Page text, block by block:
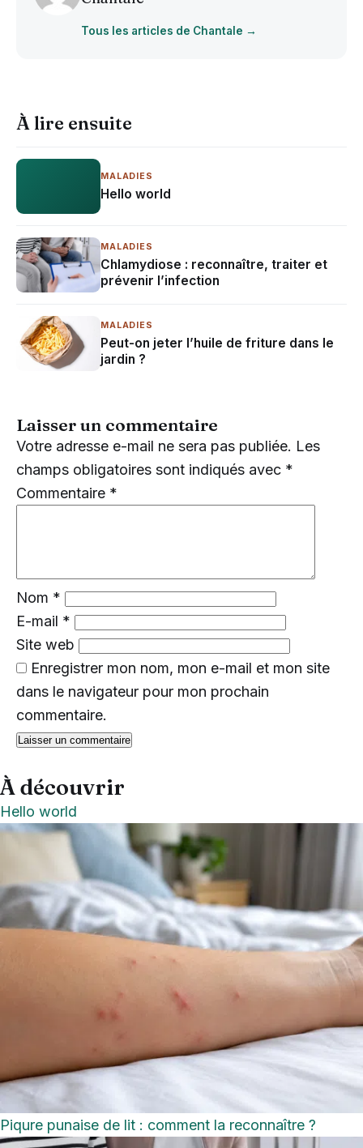
Tous les articles de Chantale →
À lire ensuite
MALADIES
Hello world
MALADIES
Chlamydiose : reconnaître, traiter et
prévenir l’infection
MALADIES
Peut-on jeter l’huile de friture dans le
jardin ?
Laisser un commentaire
Votre adresse e-mail ne sera pas publiée. Les
champs obligatoires sont indiqués avec *
Commentaire *
Nom *
E-mail *
Site web
Enregistrer mon nom, mon e-mail et mon site
dans le navigateur pour mon prochain
commentaire.
À découvrir
Hello world
Piqure punaise de lit : comment la reconnaître ?